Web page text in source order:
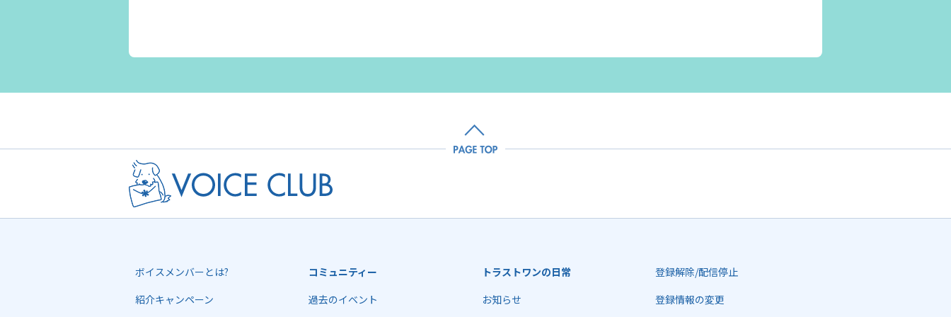
ボイスメンバーとは?
紹介キャンペーン
コミュニティー
過去のイベント
トラストワンの日常
お知らせ
登録解除/配信停止
登録情報の変更